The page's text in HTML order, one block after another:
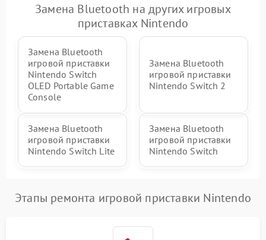
Замена Bluetooth на других игровых
приставках Nintendo
Замена Bluetooth
игровой приставки
Nintendo Switch
OLED Portable Game
Console
Замена Bluetooth
игровой приставки
Nintendo Switch 2
Замена Bluetooth
игровой приставки
Nintendo Switch Lite
Замена Bluetooth
игровой приставки
Nintendo Switch
Этапы ремонта игровой приставки Nintendo